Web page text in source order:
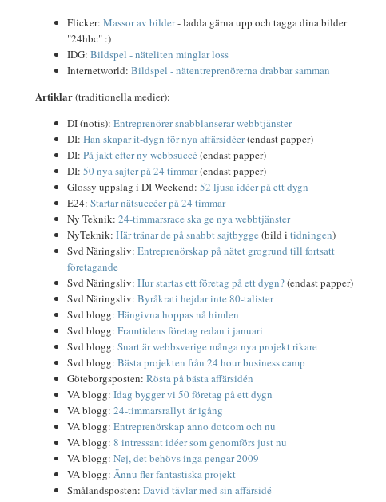
Flicker: Massor av bilder- ladda gärna upp och tagga dina bilder
"24hbc" :)
IDG: Bildspel - näteliten minglar loss
Internetworld: Bildspel - nätentreprenörerna drabbar samman
Artiklar(traditionella medier):
DI (notis): Entreprenörer snabblanserar webbtjänster
DI: Han skapar it-dygn för nya affärsidéer(endast papper)
DI: På jakt efter ny webbsuccé (endast papper)
DI: 50 nya sajter på 24 timmar(endast papper)
Glossy uppslag i DI Weekend: 52 ljusa idéer på ett dygn
E24: Startar nätsuccéer på 24 timmar
Ny Teknik: 24-timmarsrace ska ge nya webbtjänster
NyTeknik: Här tränar de på snabbt sajtbygge (bild i tidningen)
Svd Näringsliv: Entreprenörskap på nätet grogrund till fortsatt
företagande
Svd Näringsliv: Hur startas ett företag på ett dygn?(endast papper)
Svd Näringsliv: Byråkrati hejdar inte 80-talister
Svd blogg: Hängivna hoppas nå himlen
Svd blogg: Framtidens företag redan i januari
Svd blogg: Snart är webbsverige många nya projekt rikare
Svd blogg: Bästa projekten från 24 hour business camp
Göteborgsposten: Rösta på bästa affärsidén
VA blogg: Idag bygger vi 50 företag på ett dygn
VA blogg: 24-timmarsrallyt är igång
VA blogg: Entreprenörskap anno dotcom och nu
VA blogg: 8 intressant idéer som genomförs just nu
VA blogg: Nej, det behövs inga pengar 2009
VA blogg: Ännu fler fantastiska projekt
Smålandsposten: David tävlar med sin affärsidé